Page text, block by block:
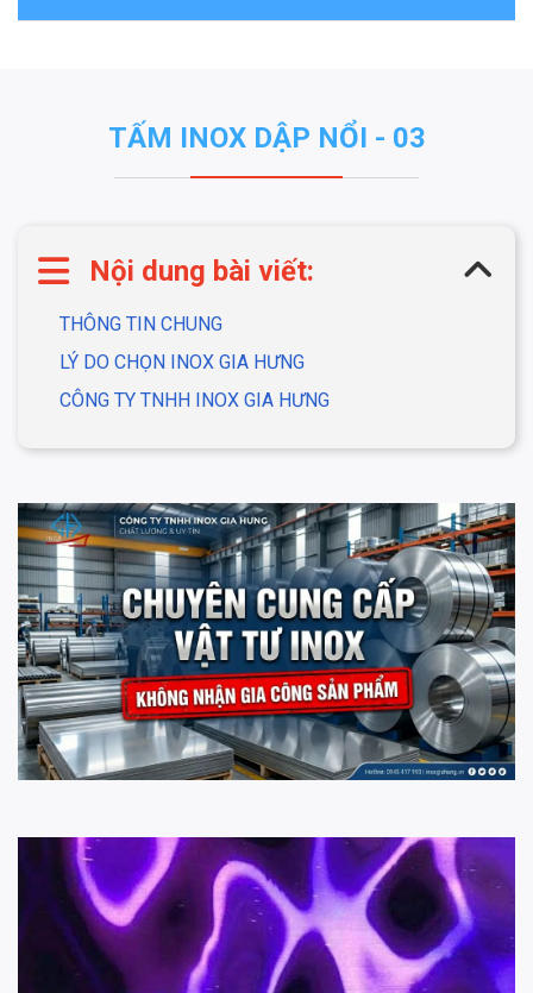
TẤM INOX DẬP NỔI - 03
Nội dung bài viết:
THÔNG TIN CHUNG
LÝ DO CHỌN INOX GIA HƯNG
CÔNG TY TNHH INOX GIA HƯNG